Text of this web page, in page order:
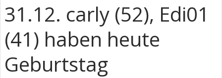
31.12. carly (52), Edi01
(41) haben heute
Geburtstag